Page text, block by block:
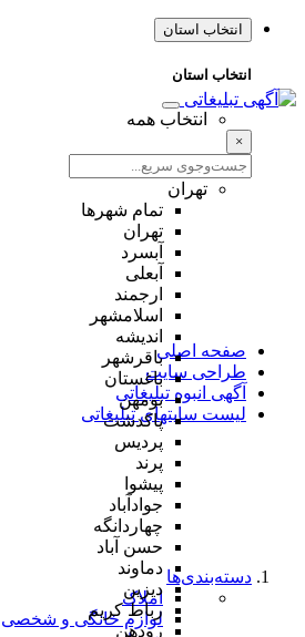
انتخاب استان
انتخاب استان
انتخاب همه
×
تهران
تمام شهر‌ها
تهران
آبسرد
آبعلی
ارجمند
اسلامشهر
اندیشه
باقرشهر
باغستان
بومهن
پاکدشت
پردیس
پرند
پیشوا
جوادآباد
چهاردانگه
حسن آباد
دماوند
دیزین
رباط کریم
رودهن
صفحه اصلی
طراحی سایت
آگهی انبوه تبلیغاتی
لیست سایتهای تبلیغاتی
دسته‌بندی‌ها
املاک
لوازم خانگی و شخصی